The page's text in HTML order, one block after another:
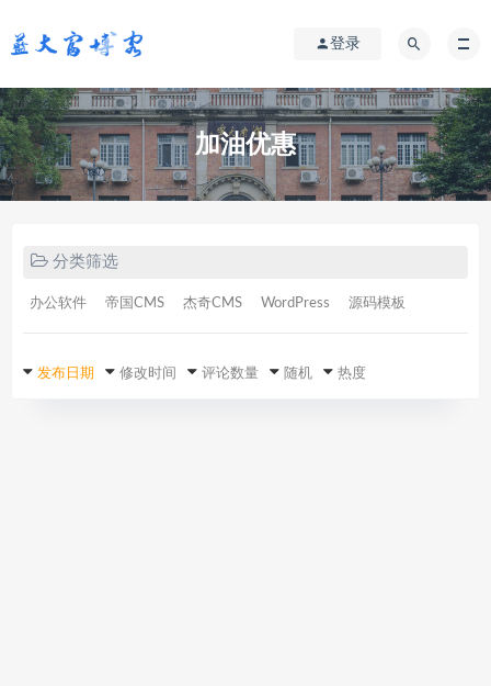
登录
加油优惠
分类筛选
办公软件 帝国CMS 杰奇CMS WordPress 源码模板
发布日期 修改时间 评论数量 随机 热度